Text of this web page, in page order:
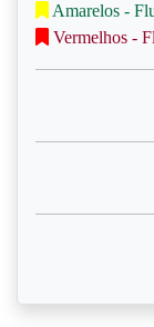
Amarelos -
Vermelhos -